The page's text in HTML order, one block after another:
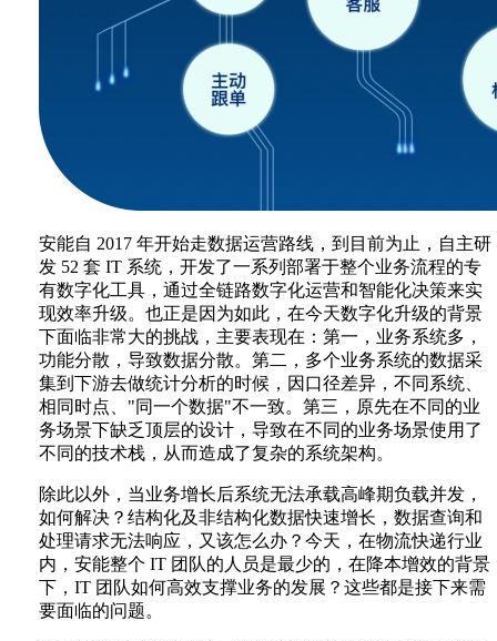
安能自 2017 年开始走数据运营路线，到目前为止，自主研
发 52 套 IT 系统，开发了一系列部署于整个业务流程的专
有数字化工具，通过全链路数字化运营和智能化决策来实
现效率升级。也正是因为如此，在今天数字化升级的背景
下面临非常大的挑战，主要表现在：第一，业务系统多，
功能分散，导致数据分散。第二，多个业务系统的数据采
集到下游去做统计分析的时候，因口径差异，不同系统、
相同时点、"同一个数据"不一致。第三，原先在不同的业
务场景下缺乏顶层的设计，导致在不同的业务场景使用了
不同的技术栈，从而造成了复杂的系统架构。
除此以外，当业务增长后系统无法承载高峰期负载并发，
如何解决？结构化及非结构化数据快速增长，数据查询和
处理请求无法响应，又该怎么办？今天，在物流快递行业
内，安能整个 IT 团队的人员是最少的，在降本增效的背景
下，IT 团队如何高效支撑业务的发展？这些都是接下来需
要面临的问题。